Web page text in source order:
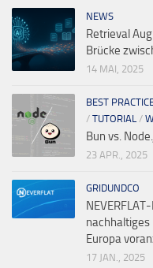
NEWS
Retrieval
Brücke
14 MAI, 2025
BEST
/ TUTORIAL /
Bun vs.
23 APR., 2025
GRIDUNDCO
nachhaltiges
Europa
17 JAN., 2025